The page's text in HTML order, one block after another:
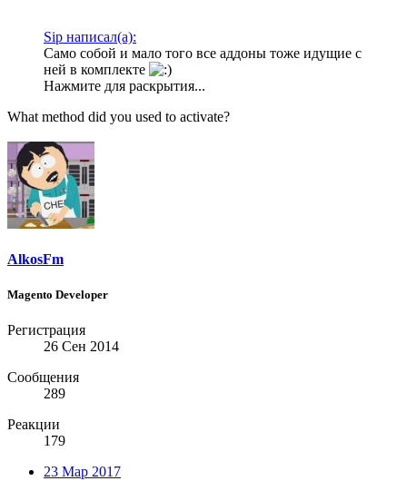
Sip написал(а):
Само собой и мало того все аддоны тоже идущие с
ней в комплекте
Нажмите для раскрытия...
What method did you used to activate?
AlkosFm
Magento Developer
Регистрация
26 Сен 2014
Сообщения
289
Реакции
179
23 Мар 2017